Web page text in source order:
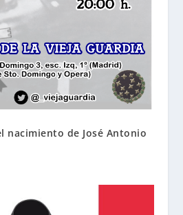
nacimiento de José Antonio